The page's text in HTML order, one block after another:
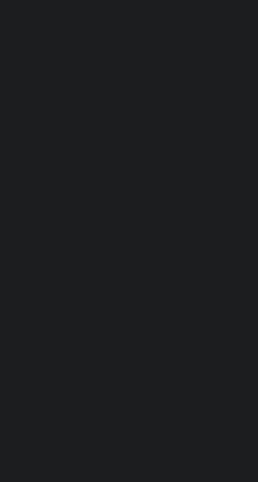
Dla tych,
i odbudowy.